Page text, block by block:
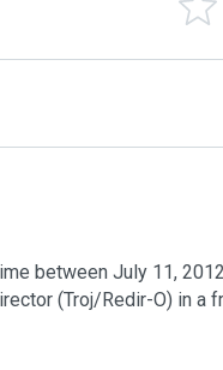
between July 11,
(Troj/Redir-O) in a